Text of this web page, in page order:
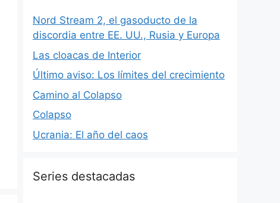
Nord Stream 2, el gasoducto de la
discordia entre EE. UU., Rusia y Europa
Las cloacas de Interior
Último aviso: Los límites del crecimiento
Camino al Colapso
Colapso
Ucrania: El año del caos
Series destacadas